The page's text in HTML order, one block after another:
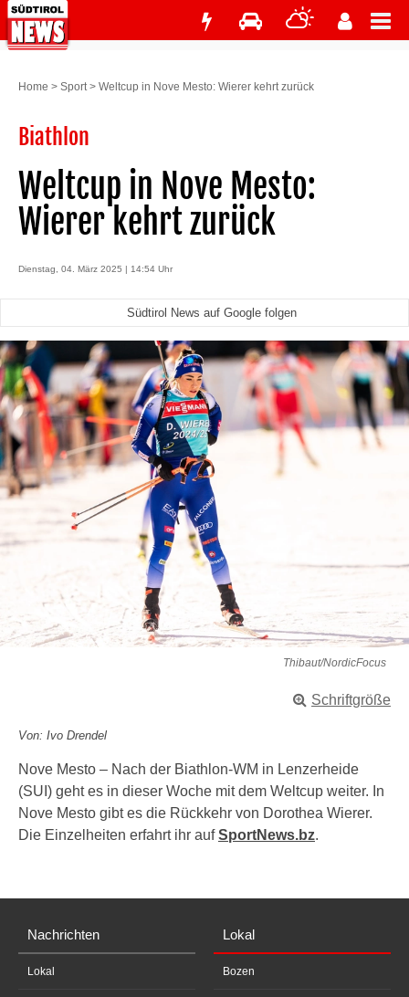
Home > Sport> Weltcup in Nove Mesto: Wierer kehrt zurück
Biathlon
Weltcup in Nove Mesto:
Wierer kehrt zurück
Dienstag, 04. März 2025 | 14:54 Uhr
Südtirol News auf Google folgen
Thibaut/NordicFocus
Schriftgröße
Von: Ivo Drendel
Nove Mesto – Nach der Biathlon-WM in Lenzerheide
(SUI) geht es in dieser Woche mit dem Weltcup weiter. In
Nove Mesto gibt es die Rückkehr von Dorothea Wierer.
Die Einzelheiten erfahrt ihr aufSportNews.bz.
Nachrichten
Lokal
Lokal
Bozen